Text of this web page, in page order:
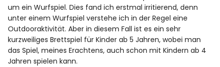
um ein Wurfspiel. Dies fand ich erstmal irritierend, denn
unter einem Wurfspiel verstehe ich in der Regel eine
Outdooraktivität. Aber in diesem Fall ist es ein sehr
kurzweiliges Brettspiel für Kinder ab 5 Jahren, wobei man
das Spiel, meines Erachtens, auch schon mit Kindern ab 4
Jahren spielen kann.